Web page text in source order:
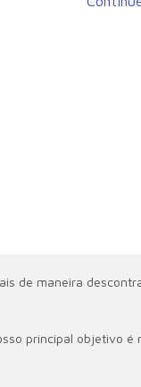
de maneira
principal objetivo